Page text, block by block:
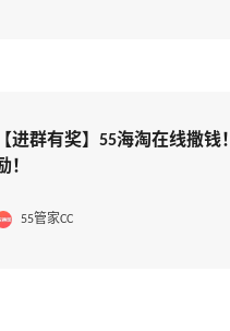
【进群有奖】55海淘在线撒
！
55管家CC